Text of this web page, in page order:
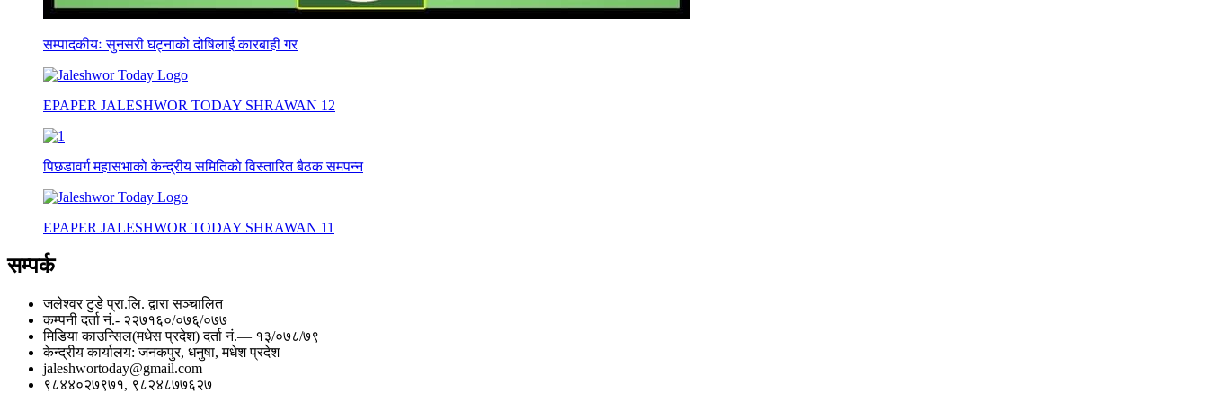
सम्पादकीयः सुनसरी घट्नाको दोषिलाई कारबाही गर
EPAPER JALESHWOR TODAY SHRAWAN 12
पिछडावर्ग महासभाको केन्द्रीय समितिको विस्तारित बैठक समपन्न
EPAPER JALESHWOR TODAY SHRAWAN 11
सम्पर्क
जलेश्वर टुडे प्रा.लि. द्वारा सञ्चालित
कम्पनी दर्ता नं.- २२७१६०/०७६्/०७७
मिडिया काउन्सिल(मधेस प्रदेश) दर्ता नं.— १३/०७८/७९
केन्द्रीय कार्यालय: जनकपुर, धनुषा, मधेश प्रदेश
jaleshwortoday@gmail.com
९८४४०२७९७१, ९८२४८७७६२७